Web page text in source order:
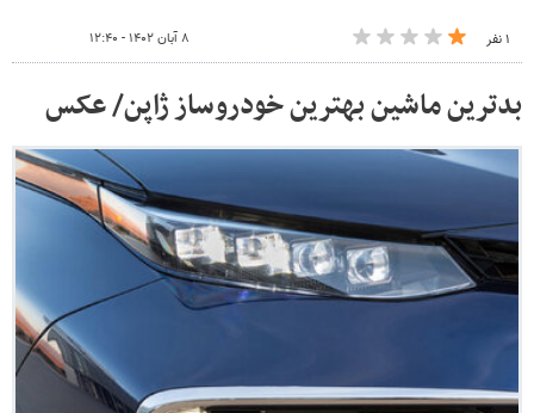
۱ نفر ۸ آبان ۱۴۰۲ - ۱۲:۴۰
بدترین ماشین بهترین خودروساز ژاپن/ عکس